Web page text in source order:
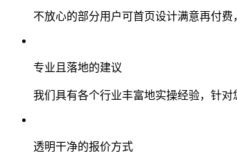
不放心的部分用户可首页设计满意再付
专业且落地的建议
我们具有各个行业丰富地实操经验，针
透明干净的报价方式